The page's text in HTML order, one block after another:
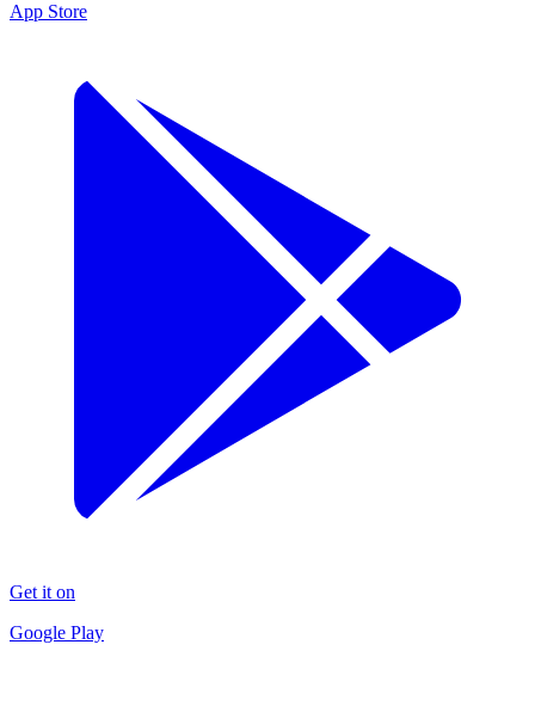
App Store
Get it on
Google Play